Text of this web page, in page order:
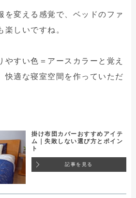
を変える感覚で、ベッドのファ
楽しいですね。
やすい色＝アースカラーと覚え
快適な寝室空間を作っていただ
掛け布団カバーおすすめアイテ
ム｜失敗しない選び方とポイン
ト
記事を見る